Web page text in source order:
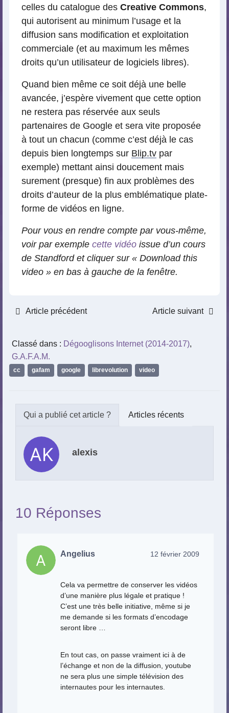
celles du catalogue des Creative Commons,
qui autorisent au minimum l’usage et la
diffusion sans modification et exploitation
commerciale (et au maximum les mêmes
droits qu’un utilisateur de logiciels libres).
Quand bien même ce soit déjà une belle
avancée, j’espère vivement que cette option
ne restera pas réservée aux seuls
partenaires de Google et sera vite proposée
à tout un chacun (comme c’est déjà le cas
depuis bien longtemps sur Blip.tv par
exemple) mettant ainsi doucement mais
surement (presque) fin aux problèmes des
droits d’auteur de la plus emblématique plate-
forme de vidéos en ligne.
Pour vous en rendre compte par vous-même,
voir par exemple cette vidéo issue d’un cours
de Standford et cliquer sur « Download this
video » en bas à gauche de la fenêtre.
Article précédent Article suivant
Classé dans : Dégooglisons Internet (2014-2017),
G.A.F.A.M.
cc gafam google librevolution video
Articles récents
alexis
10 Réponses
Angelius 12 février 2009
Cela va permettre de conserver les vidéos
d’une manière plus légale et pratique !
C’est une très belle initiative, même si je
me demande si les formats d’encodage
seront libre …
En tout cas, on passe vraiment ici à de
l’échange et non de la diffusion, youtube
ne sera plus une simple télévision des
internautes pour les internautes.